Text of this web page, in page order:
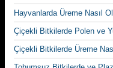
Hayvanlarda Üreme Nasıl
Çiçekli Bitkilerde Polen ve
Çiçekli Bitkilerde Üreme